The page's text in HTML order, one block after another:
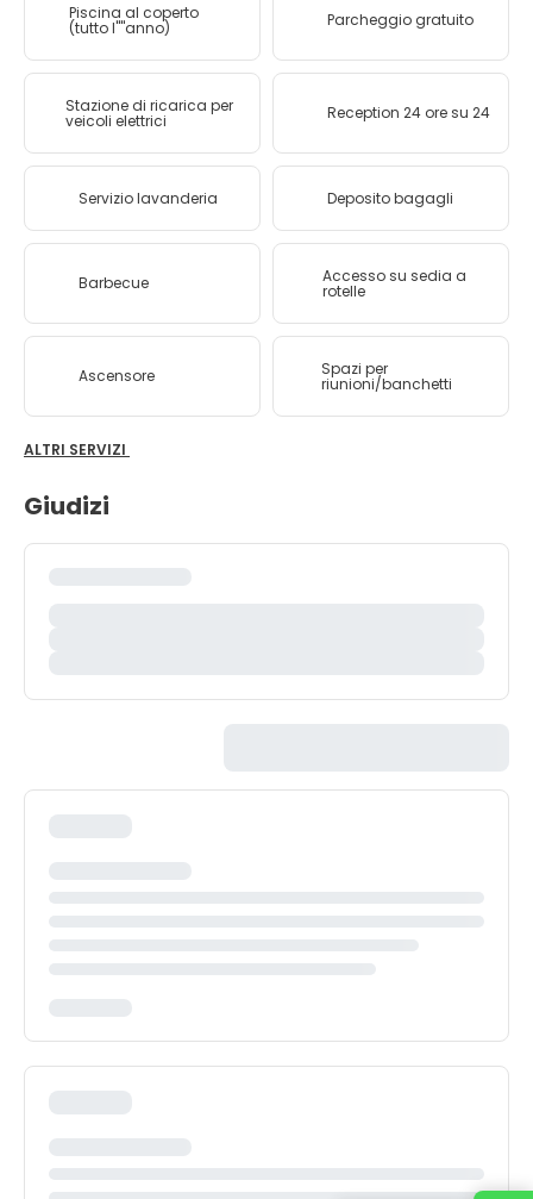
Piscina al coperto
(tutto l''''anno) Parcheggio gratuito
Stazione di ricarica per
veicoli elettrici Reception 24 ore su 24
Servizio lavanderia Deposito bagagli
Barbecue Accesso su sedia a
rotelle
Ascensore Spazi per
riunioni/banchetti
ALTRI SERVIZI
Giudizi